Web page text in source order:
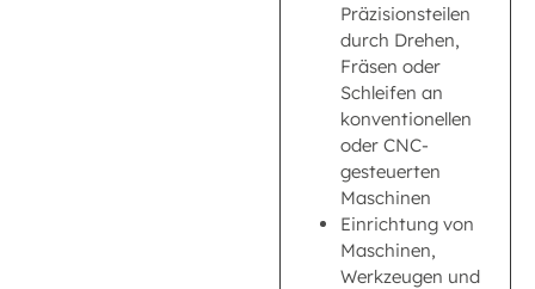
Präzisionsteilen
durch Drehen,
Fräsen oder
Schleifen an
konventionellen
oder CNC-
gesteuerten
Maschinen
Einrichtung von
Maschinen,
Werkzeugen und